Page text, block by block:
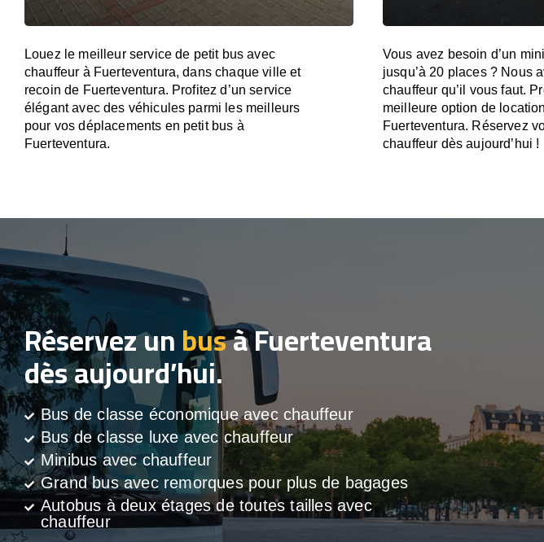
Louez le meilleur service de petit bus avec
chauffeur à Fuerteventura, dans chaque ville et
recoin de Fuerteventura. Profitez d’un service
élégant avec des véhicules parmi les meilleurs
pour vos déplacements en petit bus à
Fuerteventura.
Vous avez besoin d’un
jusqu’à 20 places ? Nous
chauffeur qu’il vous faut.
meilleure option de
Fuerteventura. Réservez
chauffeur dès aujourd’hui !
Réservez unbusà Fuerteventura
dès aujourd’hui.
Bus de classe économique avec chauffeur
Bus de classe luxe avec chauffeur
Minibus avec chauffeur
Grand bus avec remorques pour plus de bagages
Autobus à deux étages de toutes tailles avec
chauffeur